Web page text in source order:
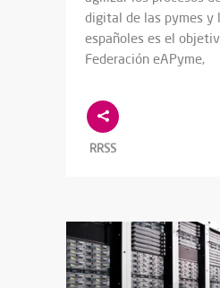
digital de las pymes y
españoles es el
Federación eAPyme,
RRSS